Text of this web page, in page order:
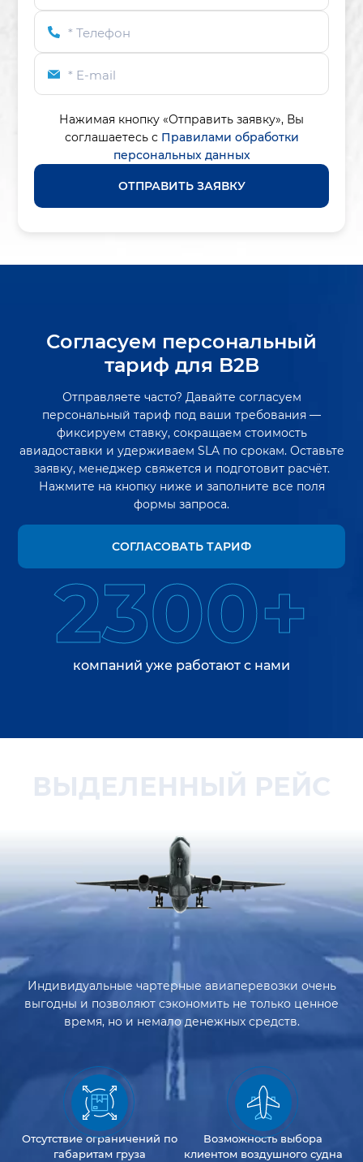
* Телефон
* E-mail
Нажимая кнопку «Отправить заявку», Вы
соглашаетесь с Правилами обработки
персональных данных
ОТПРАВИТЬ ЗАЯВКУ
Согласуем персональный
тариф для B2B
Отправляете часто? Давайте согласуем
персональный тариф под ваши требования —
фиксируем ставку, сокращаем стоимость
авиадоставки и удерживаем SLA по срокам. Оставьте
заявку, менеджер свяжется и подготовит расчёт.
Нажмите на кнопку ниже и заполните все поля
формы запроса.
СОГЛАСОВАТЬ ТАРИФ
2300+
компаний уже работают с нами
ВЫДЕЛЕННЫЙ РЕЙС
Индивидуальные чартерные авиаперевозки очень
выгодны и позволяют сэкономить не только ценное
время, но и немало денежных средств.
Отсутствиеограничений по
габаритам груза
Возможность выбора
клиентом воздушного судна